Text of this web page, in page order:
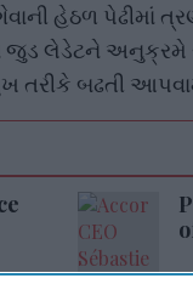
હેઠળ પેઢીમાં
જુડ લેડેટને
તરીકે બઢતી